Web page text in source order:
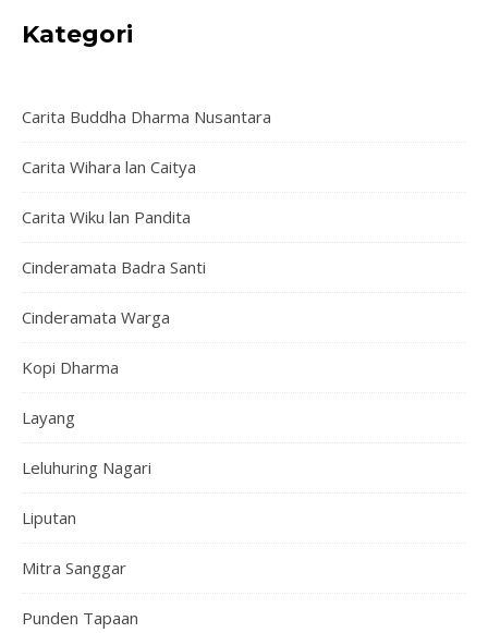
Kategori
Carita Buddha Dharma Nusantara
Carita Wihara lan Caitya
Carita Wiku lan Pandita
Cinderamata Badra Santi
Cinderamata Warga
Kopi Dharma
Layang
Leluhuring Nagari
Liputan
Mitra Sanggar
Punden Tapaan